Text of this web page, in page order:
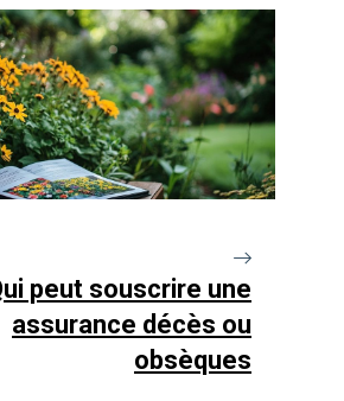
peut souscrire une
assurance décès ou
obsèques